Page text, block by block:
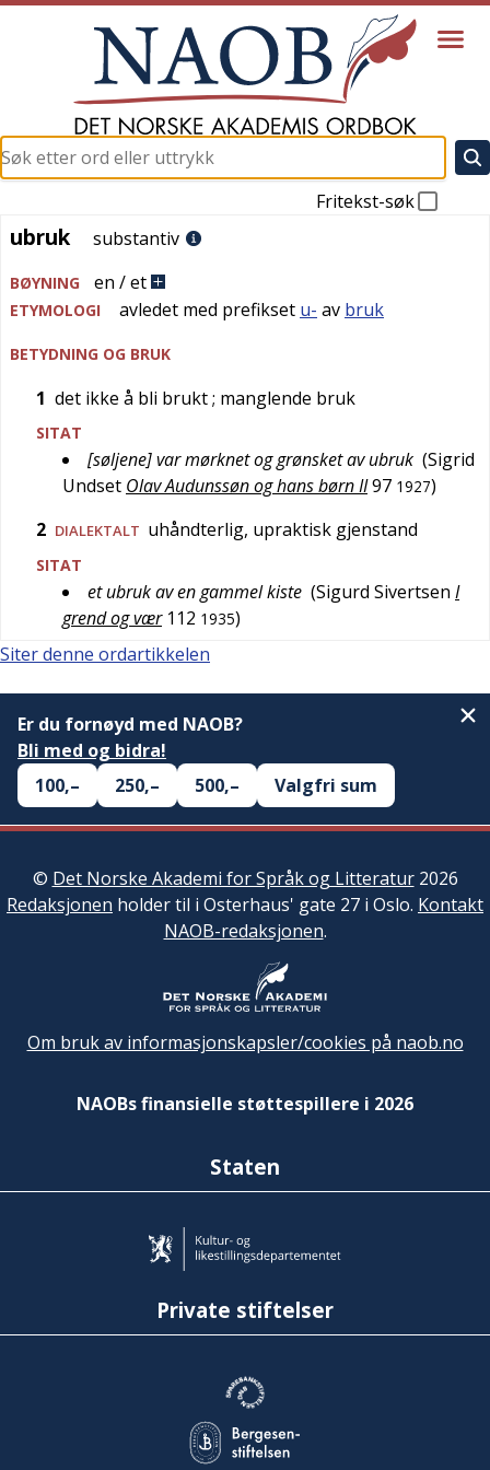
Fritekst-søk
ubruk
ubruk substantiv
BØYNING en / et
ETYMOLOGI avledet med prefikset u- av bruk
BETYDNING OG BRUK
1 det ikke å bli brukt; manglende bruk
SITAT
[søljene] var mørknet og grønsket av ubruk (Sigrid
Undset Olav Audunssøn og hans børn II97 1927)
2 DIALEKTALT uhåndterlig, upraktisk gjenstand
SITAT
et ubruk av en gammel kiste (Sigurd Sivertsen I
grend og vær 112 1935)
Siter denne ordartikkelen
Er du fornøyd med NAOB?
Bli med og bidra!
100,–
250,– 500,– Valgfri sum
© Det Norske Akademi for Språk og Litteratur2026
Redaksjonen holder til i Osterhaus' gate 27 i Oslo. Kontakt
NAOB-redaksjonen.
Om bruk av informasjonskapsler/cookies på naob.no
NAOBs finansielle støttespillere i 2026
Staten
Private stiftelser